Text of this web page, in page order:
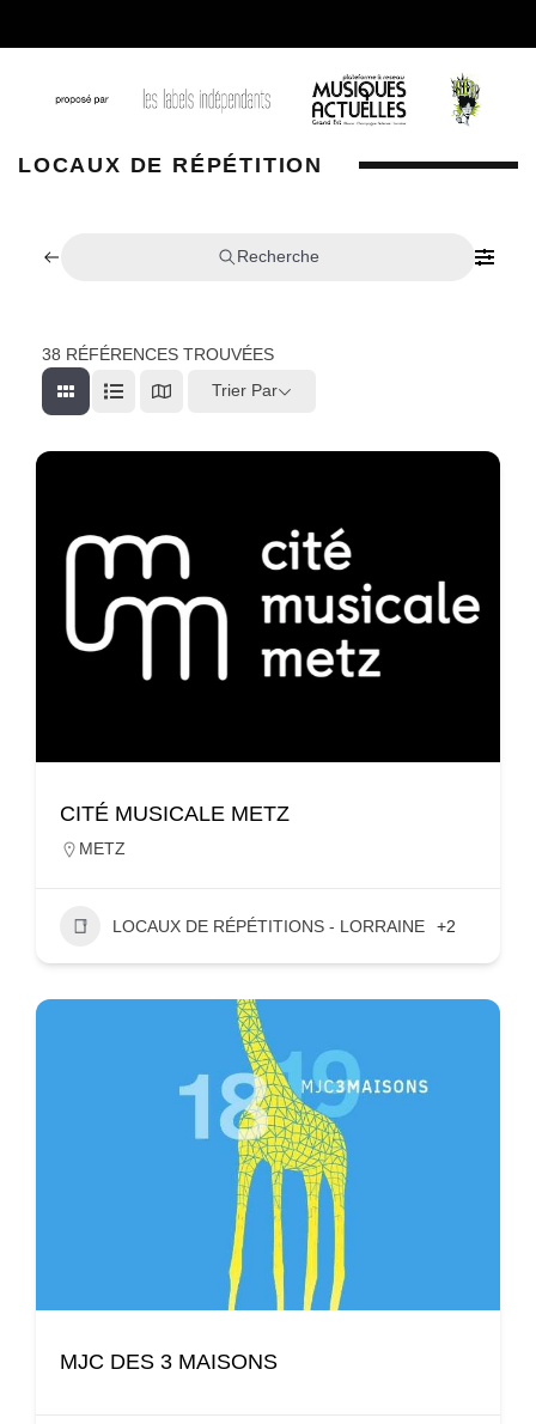
LOCAUX DE RÉPÉTITION
Recherche
38 RÉFÉRENCES TROUVÉES
Trier Par
CITÉ MUSICALE METZ
METZ
LOCAUX DE RÉPÉTITIONS - LORRAINE +2
MJC DES 3 MAISONS